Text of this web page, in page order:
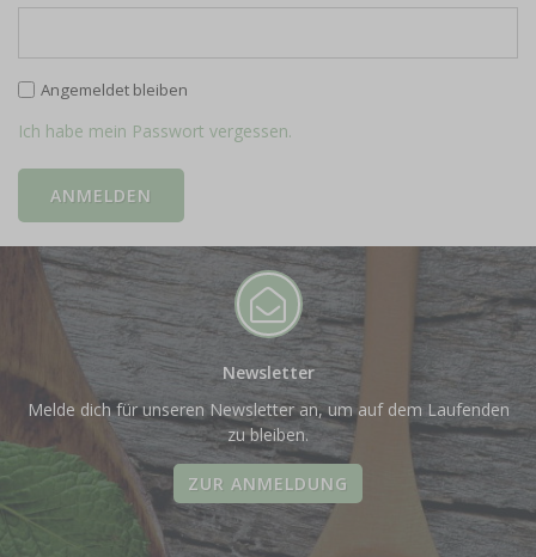
Angemeldet bleiben
Ich habe mein Passwort vergessen.
Newsletter
Melde dich für unseren Newsletter an, um auf dem Laufenden
zu bleiben.
ZUR ANMELDUNG